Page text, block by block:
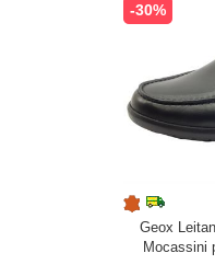
-30%
Geox
Mocassini